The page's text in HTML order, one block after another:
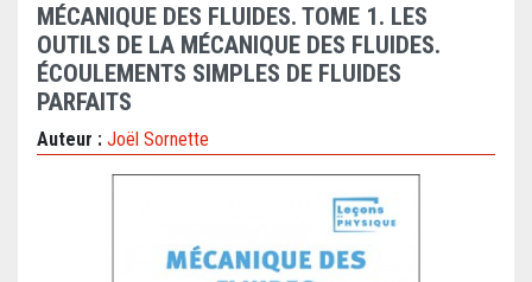
MÉCANIQUE DES FLUIDES. TOME 1. LES
OUTILS DE LA MÉCANIQUE DES FLUIDES.
ÉCOULEMENTS SIMPLES DE FLUIDES
PARFAITS
Auteur : Joël Sornette